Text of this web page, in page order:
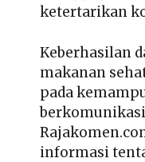
ketertarikan
Keberhasilan
makanan
pada
informasi